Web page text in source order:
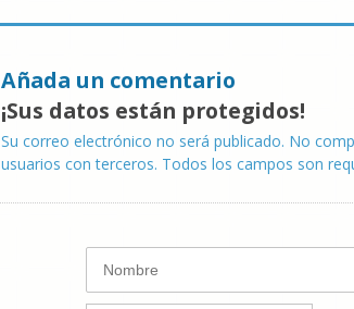
Añada un comentario
¡Sus datos están protegidos!
Su correo electrónico no será publicado. No
usuarios con terceros. Todos los campos son